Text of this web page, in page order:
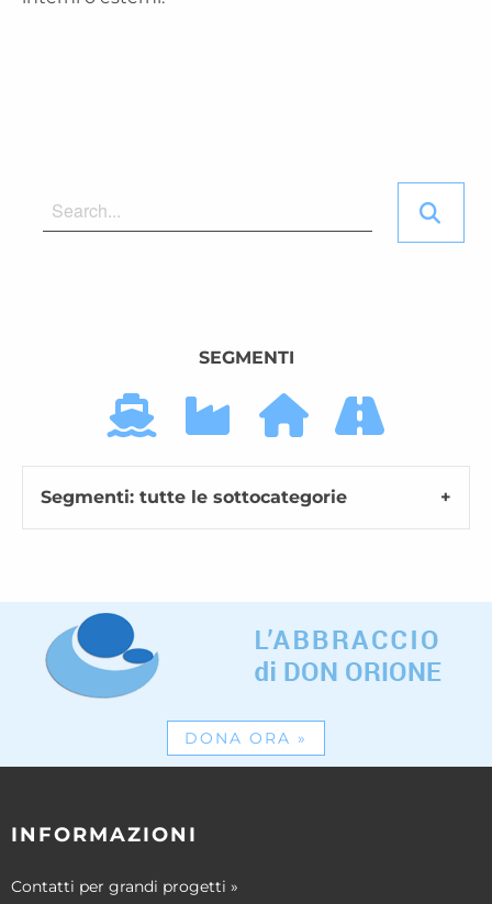
SEGMENTI
Segmenti: tutte le sottocategorie
DONA ORA »
INFORMAZIONI
Contatti per grandi progetti »